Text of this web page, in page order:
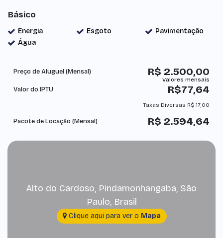
Básico
Energia Esgoto
Pavimentação
Água
R$ 2.500,00
Preço de Aluguel (Mensal)
Valor do IPTU R$77,64
Taxas Diversas R$ 17,00
R$ 2.594,64
Pacote de Locação (Mensal)
Alto do Cardoso, Pindamonhangaba, São
Paulo, Brasil
Clique aqui para ver o Mapa